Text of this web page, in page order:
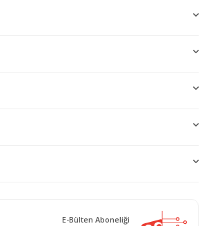
E-Bülten Aboneliği